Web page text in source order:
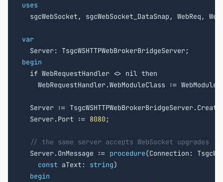
uses
sgcWebSocket, sgcWebSocket_DataSnap, WebReq,
var
begin
if WebRequestHandler <> nil then
WebRequestHandler.WebModuleClass :=
Server :=
  Server.Port :=
8080 ;
// the same server accepts WebSocket upgrades
  Server.OnMessage :=
procedure(Connection:
const aText: string)
begin